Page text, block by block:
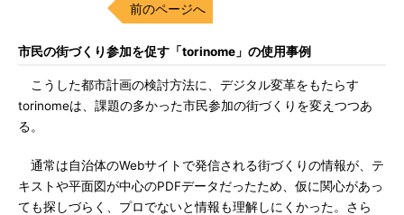
前のページへ
市民の街づくり参加を促す「torinome」の使用事例
こうした都市計画の検討方法に、デジタル変革をもたらす
torinomeは、課題の多かった市民参加の街づくりを変えつつあ
る。
通常は自治体のWebサイトで発信される街づくりの情報が、テ
キストや平面図が中心のPDFデータだったため、仮に関心があっ
ても探しづらく、プロでないと情報も理解しにくかった。さら